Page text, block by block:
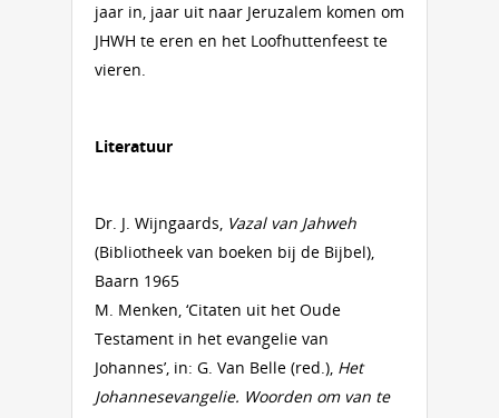
jaar in, jaar uit naar Jeruzalem komen om
JHWH te eren en het Loofhuttenfeest te
vieren.
Literatuur
Dr. J. Wijngaards, Vazal van Jahweh
(Bibliotheek van boeken bij de Bijbel),
Baarn 1965
M. Menken, ‘Citaten uit het Oude
Testament in het evangelie van
Johannes’, in: G. Van Belle (red.), Het
Johannesevangelie. Woorden om van te